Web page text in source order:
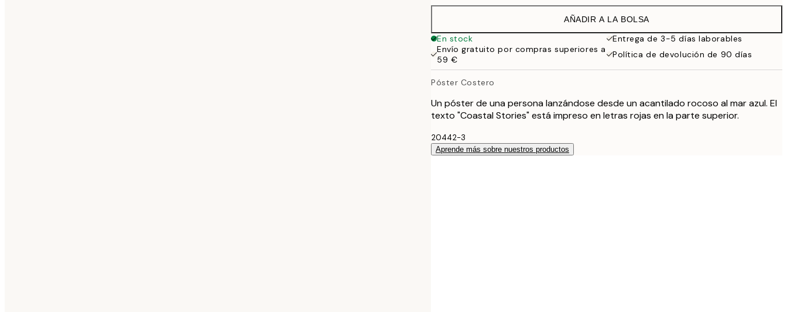
40x50 cm 27,45 €
50x70 cm
70x100 cm
100x150 cm
AÑADIR A LA BOLSA
En stock
Entrega de 3-5 días laborables
Envío gratuito por compras superiores a
59 €
Política de devolución de 90 días
Póster Costero
Un póster de una persona lanzándose desde un acantilado rocoso al mar azul. El
texto "Coastal Stories" está impreso en letras rojas en la parte superior.
20442-3
Aprende más sobre nuestros productos